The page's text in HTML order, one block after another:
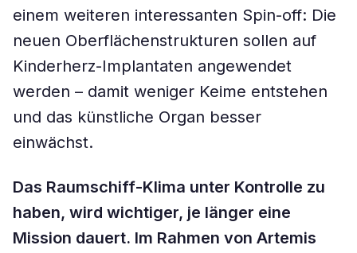
einem weiteren interessanten Spin-off: Die
neuen Oberflächenstrukturen sollen auf
Kinderherz-Implantaten angewendet
werden – damit weniger Keime entstehen
und das künstliche Organ besser
einwächst.
Das Raumschiff-Klima unter Kontrolle zu
haben, wird wichtiger, je länger eine
Mission dauert. Im Rahmen von Artemis